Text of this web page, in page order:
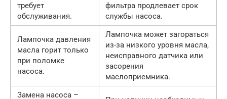
требует
обслуживания.
фильтра продлевает срок
службы насоса.
Лампочка давления
масла горит только
при поломке
насоса.
Лампочка может загораться
из-за низкого уровня масла,
неисправного датчика или
засорения
маслоприемника.
Замена насоса –